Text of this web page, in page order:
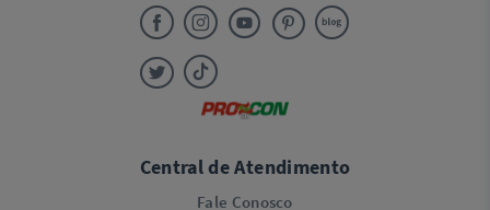
Central de Atendimento
Fale Conosco